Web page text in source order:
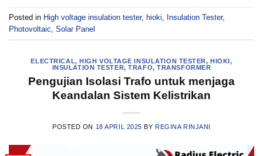
Posted in High voltage insulation tester, hioki Insulation Tester,
Photovoltaic Solar Panel
ELECTRICAL, HIGH VOLTAGE INSULATION TESTER, HIOKI ,
INSULATION TESTER,TRAFO,TRANSFORMER
Pengujian Isolasi Trafo untuk menjaga
Keandalan Sistem Kelistrikan
POSTED ON 18 APRIL 2025 BYREGINA RINJANI